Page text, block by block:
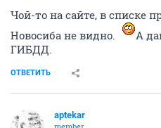
Чой-то на сайте, в списке
Новосиба не видно.
А
ГИБДД.
ОТВЕТИТЬ
aptekar